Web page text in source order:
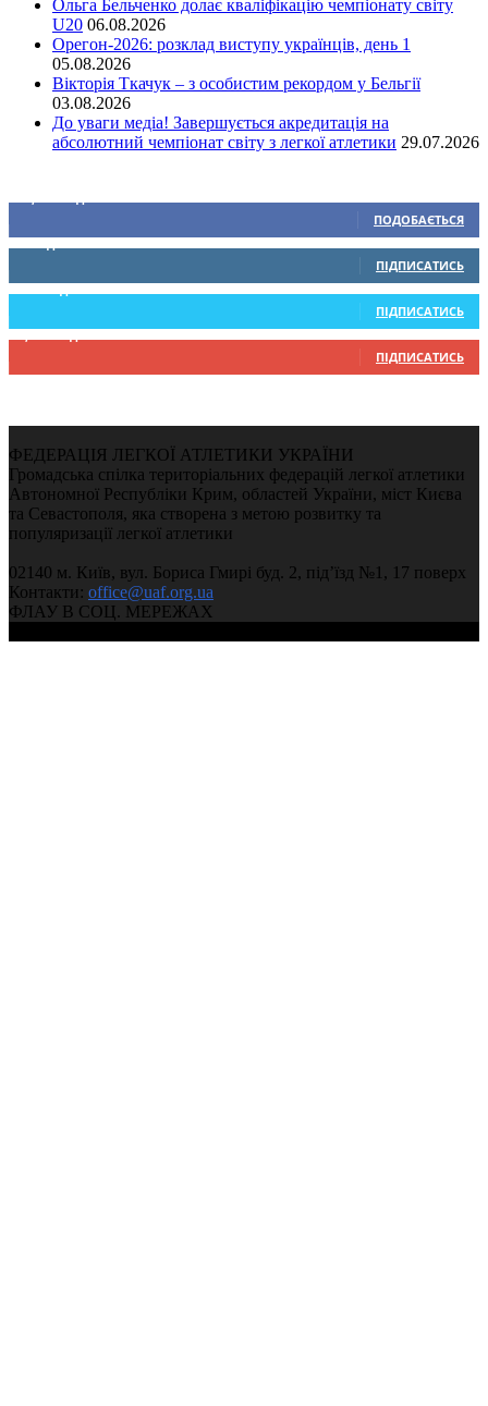
Ольга Бельченко долає кваліфікацію чемпіонату світу
U20 06.08.2026
Орегон-2026: розклад виступу українців, день 1
05.08.2026
Вікторія Ткачук – з особистим рекордом у Бельгії
03.08.2026
До уваги медіа! Завершується акредитація на
абсолютний чемпіонат світу з легкої атлетики 29.07.2026
ПОДОБАЄТЬСЯ
0 Підписників
ПІДПИСАТИСЬ
234 Підписників
ПІДПИСАТИСЬ
9,370 Підписників
ПІДПИСАТИСЬ
ФЕДЕРАЦІЯ ЛЕГКОЇ АТЛЕТИКИ УКРАЇНИ
Громадська спілка територіальних федерацій легкої атлетики
Автономної Республіки Крим, областей України, міст Києва
та Севастополя, яка створена з метою розвитку та
популяризації легкої атлетики
02140 м. Київ, вул. Бориса Гмирі буд. 2, під’їзд №1, 17 поверх
Контакти: office@uaf.org.ua
ФЛАУ В СОЦ. МЕРЕЖАХ